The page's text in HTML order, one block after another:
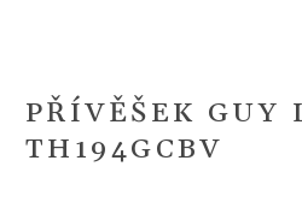
PŘÍVĚŠEK GUY
TH194GCBV